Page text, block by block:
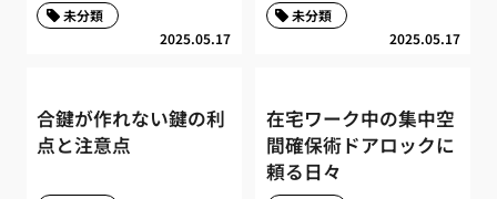
2025.05.17
未分類
2025.05.17
未分類
合鍵が作れない鍵の利
点と注意点
在宅ワーク中の集中空
間確保術ドアロックに
頼る日々